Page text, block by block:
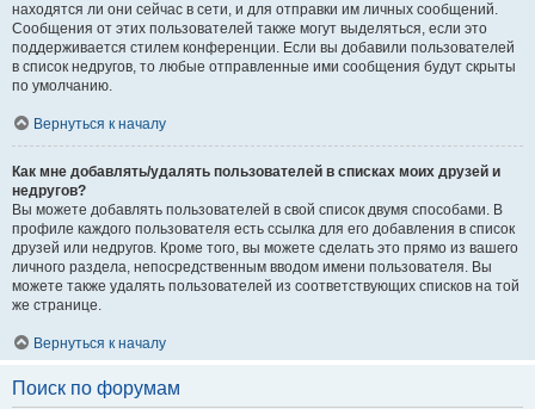
находятся ли они сейчас в сети, и для отправки им личных сообщений.
Сообщения от этих пользователей также могут выделяться, если это
поддерживается стилем конференции. Если вы добавили пользователей
в список недругов, то любые отправленные ими сообщения будут скрыты
по умолчанию.
Вернуться к началу
Как мне добавлять/удалять пользователей в списках моих друзей и
недругов?
Вы можете добавлять пользователей в свой список двумя способами. В
профиле каждого пользователя есть ссылка для его добавления в список
друзей или недругов. Кроме того, вы можете сделать это прямо из вашего
личного раздела, непосредственным вводом имени пользователя. Вы
можете также удалять пользователей из соответствующих списков на той
же странице.
Вернуться к началу
Поиск по форумам